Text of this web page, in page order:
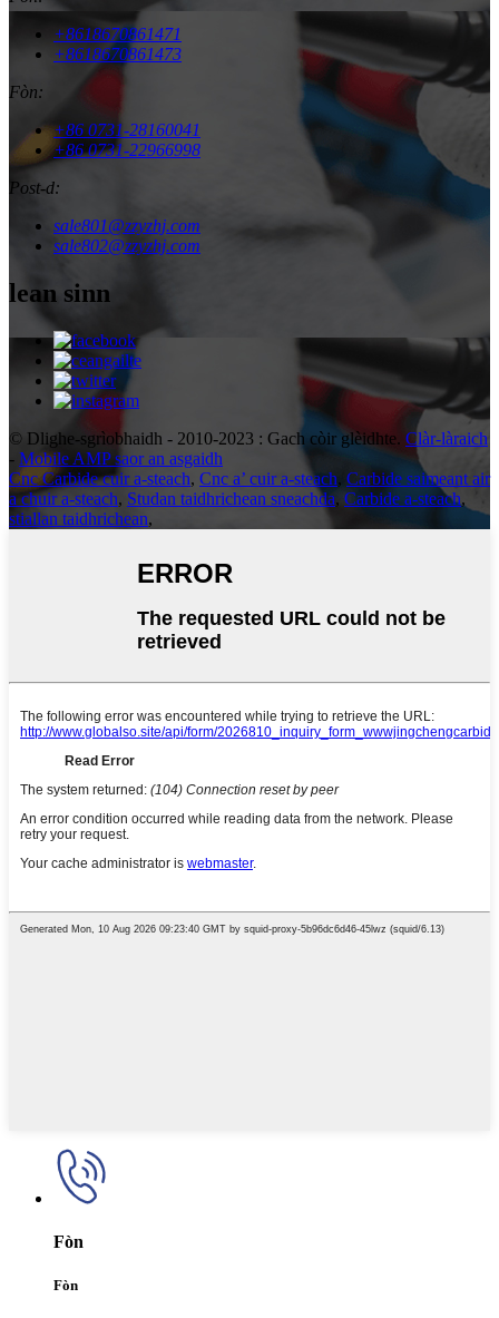
+8618670861471
+8618670861473
Fòn:
+86 0731-28160041
+86 0731-22966998
Post-d:
sale801@zzyzhj.com
sale802@zzyzhj.com
lean sinn
© Dlighe-sgrìobhaidh - 2010-2023 : Gach còir glèidhte. Clàr-làraich
- Mobile AMP saor an asgaidh
Cnc Carbide cuir a-steach, Cnc a’ cuir a-steach, Carbide saimeant air
a chuir a-steach, Studan taidhrichean sneachda, Carbide a-steach,
stiallan taidhrichean,
Fòn
Fòn